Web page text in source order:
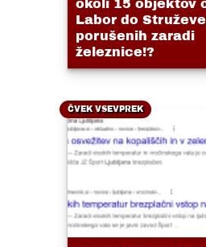
okoli 15 objektov
Labor do
porušenih zaradi
železnice!?
ČVEK VSEVPREK